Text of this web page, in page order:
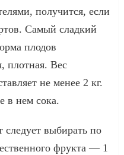
получится, если
Самый сладкий
плодов
плотная. Вес
не менее 2 кг.
в нем сока.
выбирать по
фрукта — 1